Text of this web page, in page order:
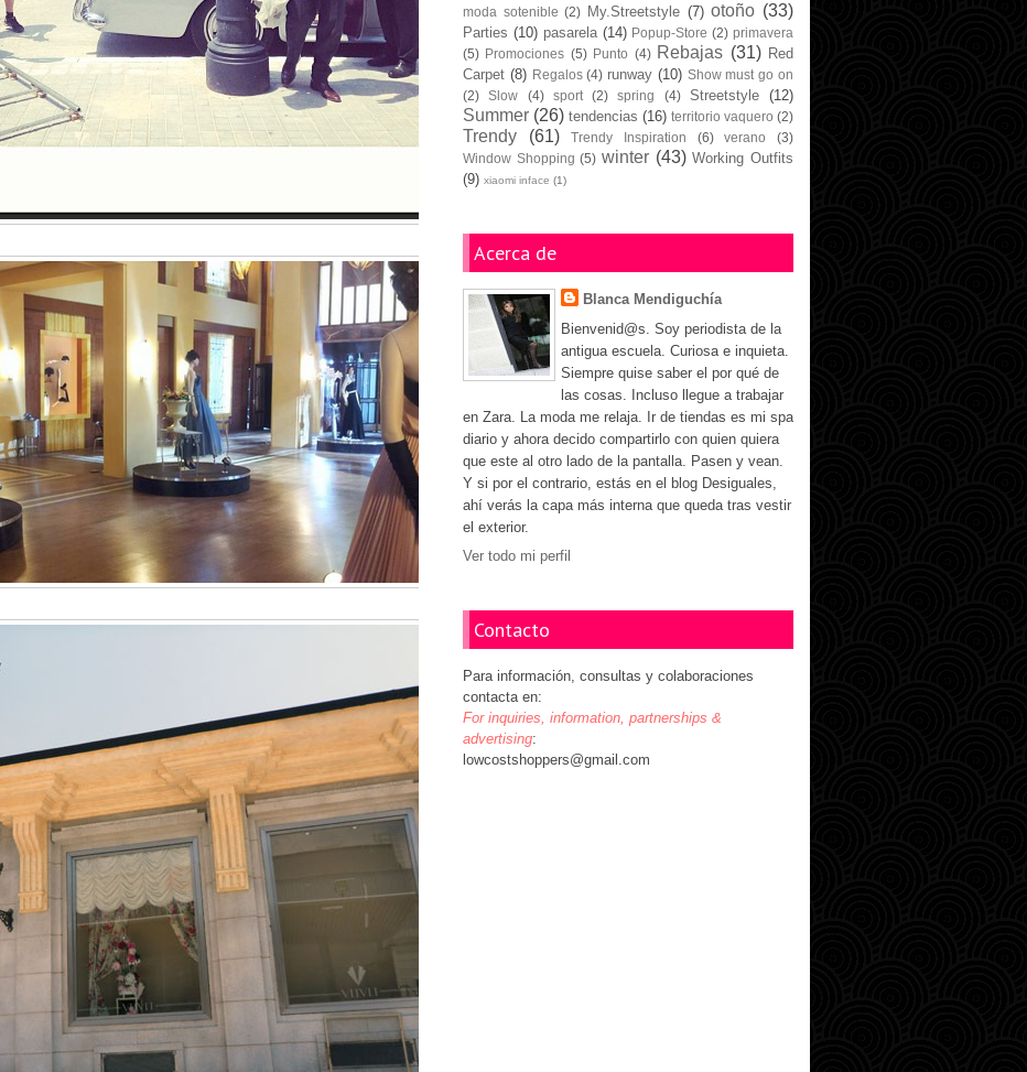
moda sotenible (2) My.Streetstyle (7) otoño (33)
Parties (10) pasarela (14) Popup-Store (2) primavera
(5) Promociones (5) Punto (4) Rebajas (31) Red
Carpet (8) Regalos (4) runway (10) Show must go on
(2)
Slow (4) sport (2) spring (4) Streetstyle (12)
Summer (26) tendencias (16) territorio vaquero (2)
Trendy (61) Trendy Inspiration (6) verano
(3)
Window Shopping (5) winter (43) Working Outfits
(9) xiaomi inface (1)
Acerca de
Blanca Mendiguchía
Bienvenid@s. Soy periodista de la
antigua escuela. Curiosa e inquieta.
Siempre quise saber el por qué de
las cosas. Incluso llegue a trabajar
en Zara. La moda me relaja. Ir de tiendas es mi spa
diario y ahora decido compartirlo con quien quiera
que este al otro lado de la pantalla. Pasen y vean.
Y si por el contrario, estás en el blog Desiguales,
ahí verás la capa más interna que queda tras vestir
el exterior.
Ver todo mi perfil
Contacto
Para información, consultas y colaboraciones
contacta en:
For inquiries, information, partnerships &
advertising:
lowcostshoppers@gmail.com